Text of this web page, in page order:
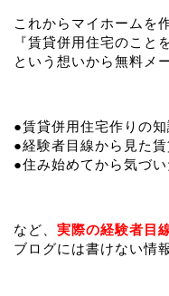
これからマイホームを
『賃貸併用住宅のこと
という想いから無料メ
●賃貸併用住宅作りの知
●経験者目線から見た
●住み始めてから気づ
など、 実際の経験者目
ブログには書けない情